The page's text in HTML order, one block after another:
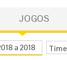
JOGOS
Time